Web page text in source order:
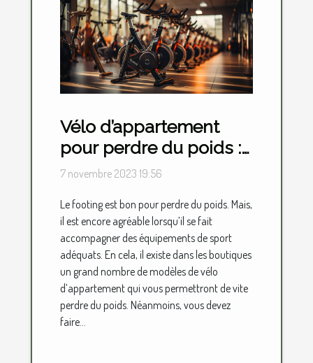
Vélo d’appartement
pour perdre du poids :
lequel choisir ?
7 novembre 2023 19:56
Le footing est bon pour perdre du poids. Mais,
il est encore agréable lorsqu’il se fait
accompagner des équipements de sport
adéquats. En cela, il existe dans les boutiques
un grand nombre de modèles de vélo
d’appartement qui vous permettront de vite
perdre du poids. Néanmoins, vous devez
faire...